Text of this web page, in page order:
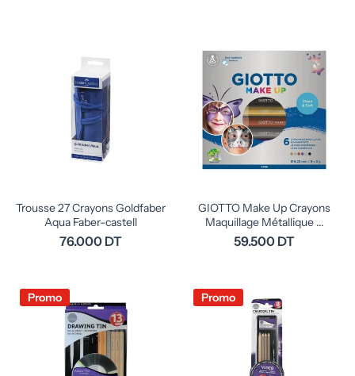
Trousse 27 Crayons Goldfaber
Aqua Faber-castell
76.000 DT
GIOTTO Make Up Crayons
Maquillage Métallique ...
59.500 DT
Promo Promo